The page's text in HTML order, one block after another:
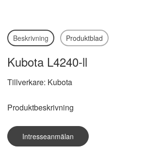
Beskrivning Produktblad
Kubota L4240-ll
Tillverkare: Kubota
Produktbeskrivning
Intresseanmälan